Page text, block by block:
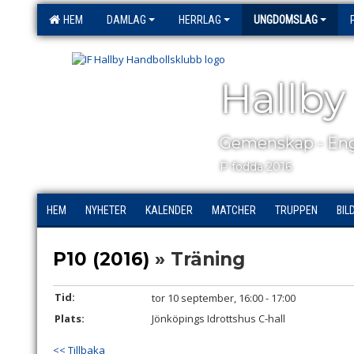
HEM DAMLAG HERRLAG UNGDOMSLAG
Gemenskap -
P födda 2016
HEM NYHETER KALENDER MATCHER TRUPPEN
P10 (2016) » Träning
Tid:
tor 10 september, 16:00 - 17:00
Plats:
Jönköpings Idrottshus C-hall
<< Tillbaka